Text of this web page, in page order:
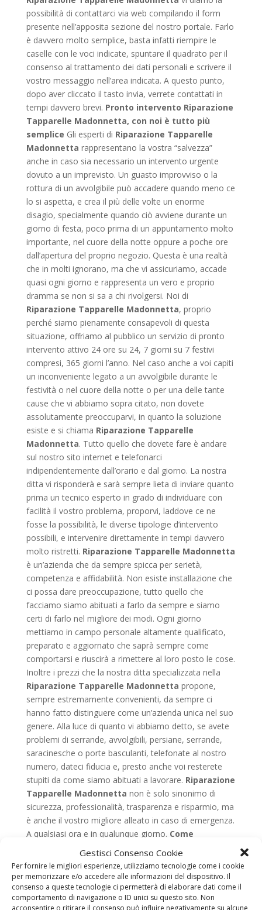
Gestisci Consenso Cookie
Per fornire le migliori esperienze, utilizziamo tecnologie come i cookie
per memorizzare e/o accedere alle informazioni del dispositivo. Il
consenso a queste tecnologie ci permetterà di elaborare dati come il
comportamento di navigazione o ID unici su questo sito. Non
acconsentire o ritirare il consenso può influire negativamente su alcune
possibilità di contattarci via web compilando il form
presente nell’apposita sezione del nostro portale. Farlo
è davvero molto semplice, basta infatti riempire le
caselle con le voci indicate, spuntare il quadrato per il
consenso al trattamento dei dati personali e scrivere il
vostro messaggio nell’area indicata. A questo punto,
dopo aver cliccato il tasto invia, verrete contattati in
tempi davvero brevi. Pronto intervento Riparazione
Tapparelle Madonnetta, con noi è tutto più
semplice Gli esperti di Riparazione Tapparelle
Madonnetta rappresentano la vostra “salvezza”
anche in caso sia necessario un intervento urgente
dovuto a un imprevisto. Un guasto improvviso o la
rottura di un avvolgibile può accadere quando meno ce
lo si aspetta, e crea il più delle volte un enorme
disagio, specialmente quando ciò avviene durante un
giorno di festa, poco prima di un appuntamento molto
importante, nel cuore della notte oppure a poche ore
dall’apertura del proprio negozio. Questa è una realtà
che in molti ignorano, ma che vi assicuriamo, accade
quasi ogni giorno e rappresenta un vero e proprio
dramma se non si sa a chi rivolgersi. Noi di
Riparazione Tapparelle Madonnetta, proprio
perché siamo pienamente consapevoli di questa
situazione, offriamo al pubblico un servizio di pronto
intervento attivo 24 ore su 24, 7 giorni su 7 festivi
compresi, 365 giorni l’anno. Nel caso anche a voi capiti
un inconveniente legato a un avvolgibile durante le
festività o nel cuore della notte o per una delle tante
cause che vi abbiamo sopra citato, non dovete
assolutamente preoccuparvi, in quanto la soluzione
esiste e si chiama Riparazione Tapparelle
Madonnetta. Tutto quello che dovete fare è andare
sul nostro sito internet e telefonarci
indipendentemente dall’orario e dal giorno. La nostra
ditta vi risponderà e sarà sempre lieta di inviare quanto
prima un tecnico esperto in grado di individuare con
facilità il vostro problema, proporvi, laddove ce ne
fosse la possibilità, le diverse tipologie d’intervento
possibili, e intervenire direttamente in tempi davvero
molto ristretti. Riparazione Tapparelle Madonnetta
è un’azienda che da sempre spicca per serietà,
competenza e affidabilità. Non esiste installazione che
ci possa dare preoccupazione, tutto quello che
facciamo siamo abituati a farlo da sempre e siamo
certi di farlo nel migliore dei modi. Ogni giorno
mettiamo in campo personale altamente qualificato,
preparato e aggiornato che saprà sempre come
comportarsi e riuscirà a rimettere al loro posto le cose.
Inoltre i prezzi che la nostra ditta specializzata nella
Riparazione Tapparelle Madonnetta propone,
sempre estremamente convenienti, da sempre ci
hanno fatto distinguere come un’azienda unica nel suo
genere. Alla luce di quanto vi abbiamo detto, se avete
problemi di serrande, avvolgibili, persiane, serrande,
saracinesche o porte basculanti, telefonate al nostro
numero, dateci fiducia e, presto anche voi resterete
stupiti da come siamo abituati a lavorare. Riparazione
Tapparelle Madonnetta non è solo sinonimo di
sicurezza, professionalità, trasparenza e risparmio, ma
è anche il vostro migliore alleato in caso di emergenza.
A qualsiasi ora e in qualunque giorno. Come
riparazioni tapparelle
Nella maggior parte dei casi la
rottura di una persiana o di una saracinesca è dovuta o
all’usura causata dal passare del tempo e agli effetti
degli agenti atmosferici, o alla totale assenza di una